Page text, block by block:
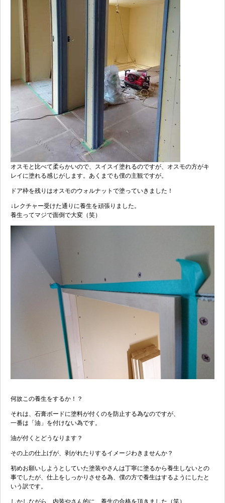
オスモと比べて柔らかいので、スイスイ塗れるのですが、オスモの方がキ
レイに塗れる感じがします。あくまでも僕の主観ですが。
ドア枠を残りはオスモのウォルナットで塗っていきました！
↓レクチャー受けた通りに養生を頑張りました。
養生ってマジで面倒で大変（笑）
何故この養生をするか！？
それは、石膏ボードに塗料が付くのを防止する為なのですが、
一番は「油」を付けない為です。
油が付くとどうなります？
その上の仕上げが、剥がれたりするイメージわきませんか？
初めお願いしようとしていた塗装やさんは丁寧に塗るから養生しないとの
事でしたが、仕上をしっかりさせる為、僕の方で養生はするようにしたと
いう訳です。
しかしながら、内装やさん的に、養生の合格を頂きました（笑）